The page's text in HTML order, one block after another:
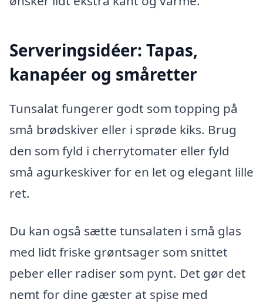
Serveringsidéer: Tapas,
kanapéer og småretter
Tunsalat fungerer godt som topping på
små brødskiver eller i sprøde kiks. Brug
den som fyld i cherrytomater eller fyld
små agurkeskiver for en let og elegant lille
ret.
Du kan også sætte tunsalaten i små glas
med lidt friske grøntsager som snittet
peber eller radiser som pynt. Det gør det
nemt for dine gæster at spise med